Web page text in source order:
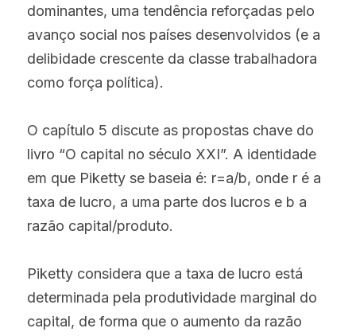
dominantes, uma tendência reforçadas pelo
avanço social nos países desenvolvidos (e a
delibidade crescente da classe trabalhadora
como força política).
O capítulo 5 discute as propostas chave do
livro “O capital no século XXI”. A identidade
em que Piketty se baseia é: r=a/b, onde r é a
taxa de lucro, a uma parte dos lucros e b a
razão capital/produto.
Piketty considera que a taxa de lucro está
determinada pela produtividade marginal do
capital, de forma que o aumento da razão